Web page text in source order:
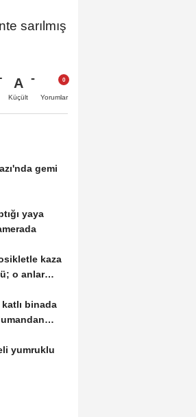
sarılmış
A
Küçült Yorumlar
gemi
yaya
kaza
o anlar
binada
yumruklu